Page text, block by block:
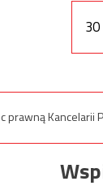
30
prawną Kancelarii